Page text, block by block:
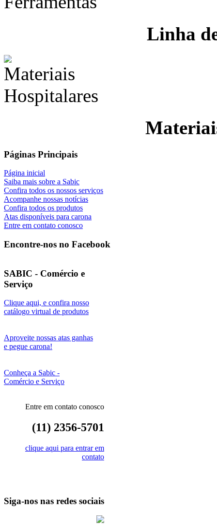
Linha
Páginas Principais
Página inicial
Saiba mais sobre a Sabic
Confira todos os nossos serviços
Acompanhe nossas notícias
Confira todos os produtos
Atas disponíveis para carona
Entre em contato conosco
Encontre-nos no Facebook
SABIC - Comércio e
Serviço
Clique aqui, e confira nosso
catálogo virtual de produtos
Aproveite nossas atas ganhas
e pegue carona!
Conheça a Sabic -
Comércio e Serviço
Entre em contato conosco
(11) 2356-5701
clique aqui para entrar em
contato
Siga-nos nas redes sociais